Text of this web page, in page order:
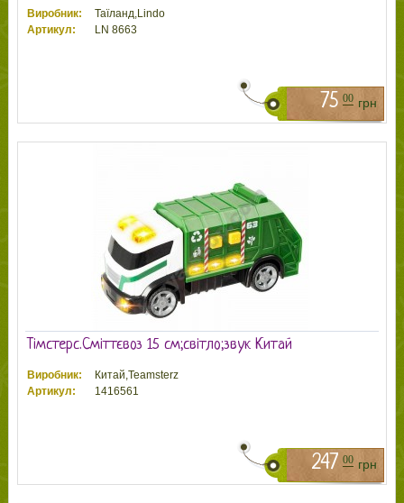
Виробник:
Таїланд,Lindo
Артикул:
LN 8663
75 00 грн
Тімстерс.Сміттєвоз 15 см;світло;звук Китай
Виробник:
Китай,Teamsterz
Артикул:
1416561
247 00 грн